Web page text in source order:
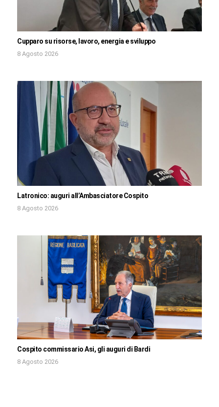
Cupparo su risorse, lavoro, energia e sviluppo
8 Agosto 2026
Latronico: auguri all’Ambasciatore Cospito
8 Agosto 2026
Cospito commissario Asi, gli auguri di Bardi
8 Agosto 2026